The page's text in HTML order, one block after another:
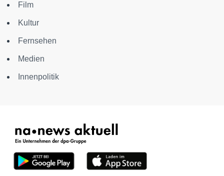
Film
Kultur
Fernsehen
Medien
Innenpolitik